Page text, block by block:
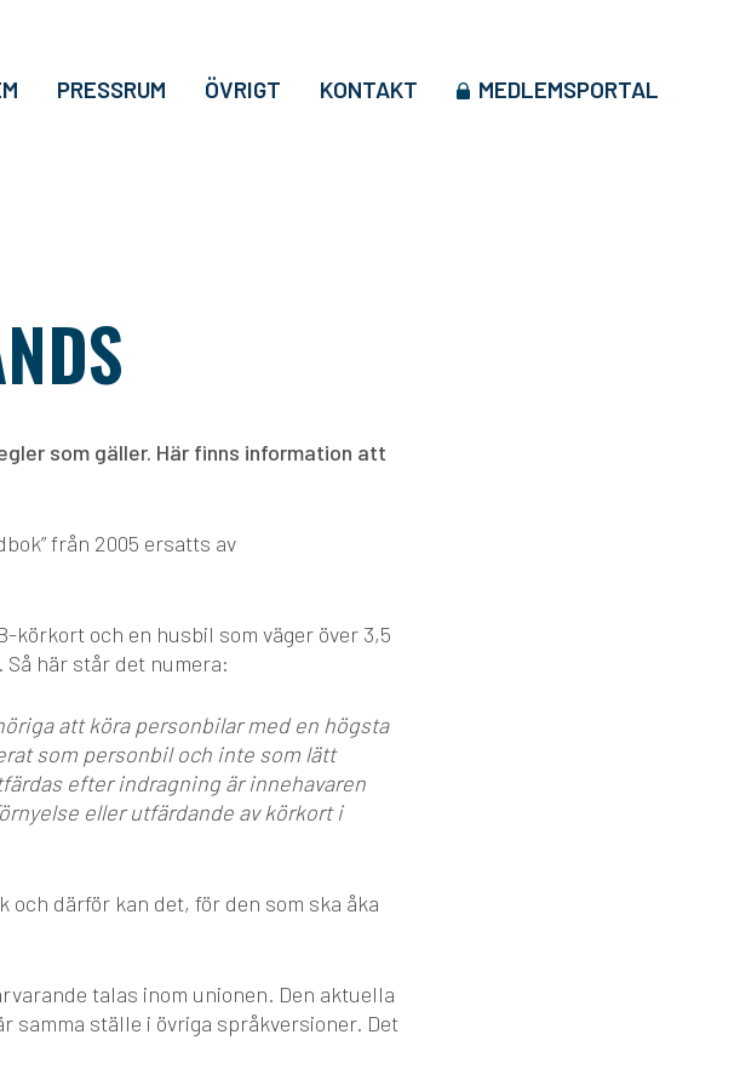
PRESSRUM ÖVRIGT KONTAKT MEDLEMSPORTAL
som gäller. Här finns information att
från 2005 ersatts av
körkort och en husbil som väger över 3,5
här står det numera:
att köra personbilar med en högsta
som personbil och inte som lätt
efter indragning är innehavaren
eller utfärdande av körkort i
och därför kan det, för den som ska åka
talas inom unionen. Den aktuella
samma ställe i övriga språkversioner. Det